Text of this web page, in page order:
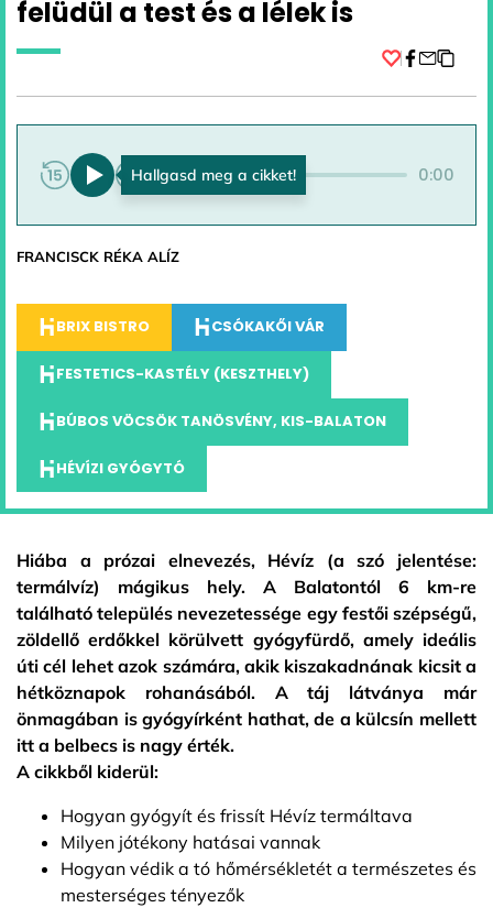
felüdül a test és a lélek is
0:00 0:00
FRANCISCK RÉKA ALÍZ
BRIX BISTRO CSÓKAKŐI VÁR
FESTETICS-KASTÉLY (KESZTHELY)
BÚBOS VÖCSÖK TANÖSVÉNY, KIS-BALATON
HÉVÍZI GYÓGYTÓ
Hiába a prózai elnevezés, Hévíz (a szó jelentése:
termálvíz) mágikus hely. A Balatontól 6 km-re
található település nevezetessége egy festői szépségű,
zöldellő erdőkkel körülvett gyógyfürdő, amely ideális
úti cél lehet azok számára, akik kiszakadnának kicsit a
hétköznapok rohanásából. A táj látványa már
önmagában is gyógyírként hathat, de a külcsín mellett
itt a belbecs is nagy érték.
A cikkből kiderül:
Hogyan gyógyít és frissít Hévíz termáltava
Milyen jótékony hatásai vannak
Hogyan védik a tó hőmérsékletét a természetes és
mesterséges tényezők